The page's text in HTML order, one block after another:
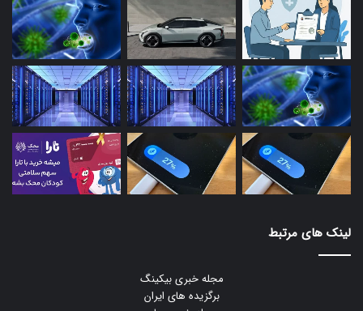
لینک های مرتبط
مجله خبری بیکینگ
برگزیده های ایران